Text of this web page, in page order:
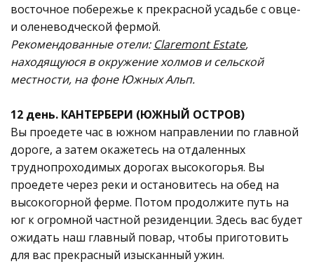
восточное побережье к прекрасной усадьбе c овце-
и оленеводческой фермой.
Рекомендованные отели: Claremont Estate,
находящуюся в окружение холмов и сельской
местности, на фоне Южных Альп.
12 день. КАНТЕРБЕРИ (ЮЖНЫЙ ОСТРОВ)
Вы проедете час в южном направлении по главной
дороге, а затем окажетесь на отдаленных
труднопроходимых дорогах высокогорья. Вы
проедете через реки и остановитесь на обед на
высокогорной ферме. Потом продолжите путь на
юг к огромной частной резиденции. Здесь вас будет
ожидать наш главный повар, чтобы приготовить
для вас прекрасный изысканный ужин.